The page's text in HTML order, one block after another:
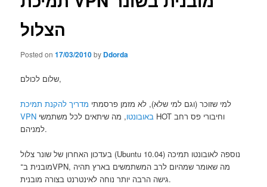
הצלול
Posted on17/03/2010by Ddorda
שלום לכולם,
למי שזוכר (וגם למי שלא), לא מזמן פרסמתי מדריך להקנת תמיכת
VPN באובונטו, מה שיתאים לכל משתמשי HOT וחיבורי פס רחב
למניהם.
בעדכון האחרון של שונר צלול (Ubuntu 10.04) נוספה לאובונטו תמיכה
מובנית ב־VPN, מה שאומר שמהיום לרב המשתמשים בארץ תהיה
גישה הרבה יותר נוחה לאינטרנט בצורה מובנית.